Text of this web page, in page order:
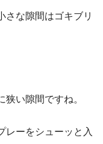
さな隙間はゴキブリ
い隙間ですね。
レーをシューッと入